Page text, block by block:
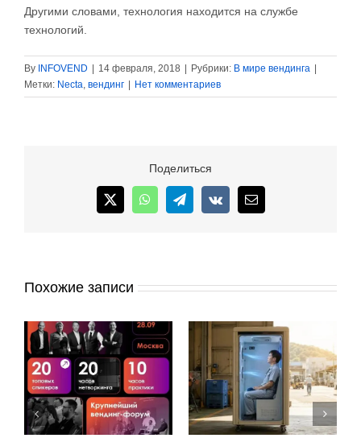
Другими словами, технология находится на службе
технологий.
By INFOVEND | 14 февраля, 2018 | Рубрики: В мире вендинга |
Метки: Necta вендинг | Нет комментариев
Поделиться
X WhatsAppTelegram
Vk Email
Похожие записи